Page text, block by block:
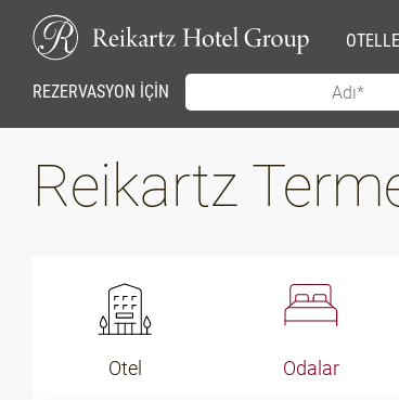
REZERVASYON İÇİN
Reikartz
Otel Odalar